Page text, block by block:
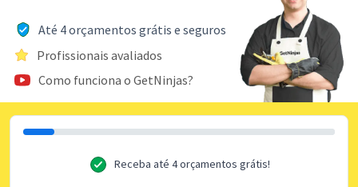
Até 4 orçamentos grátis e seguros
Profissionais avaliados
Como funciona o GetNinjas?
Receba até 4 orçamentos grátis!